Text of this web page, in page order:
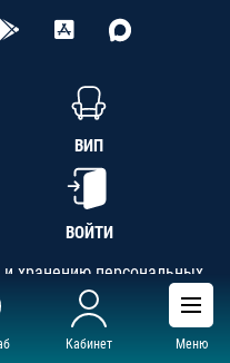
Кабинет Меню
ВИП
ВОЙТИ
хранению персональных
1142300002349,